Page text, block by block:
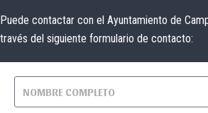
Puede contactar con el Ayuntamiento de
través del siguiente formulario de contacto: